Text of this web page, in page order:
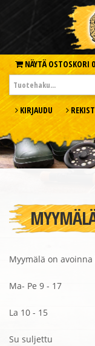
NÄYTÄ OSTOSKORI
KIRJAUDU
Myymälä on avoinna
Ma- Pe 9 - 17
La 10 - 15
Su suljettu